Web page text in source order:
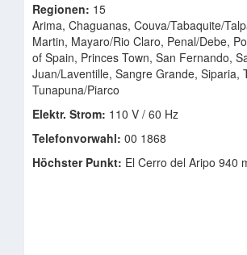
Regionen: 15
Arima, Chaguanas, Couva/Tabaquite/
Martin, Mayaro/Rio Claro, Penal/Debe,
of Spain, Princes Town, San Fernando,
Juan/Laventille, Sangre Grande, Siparia,
Tunapuna/Piarco
Elektr. Strom: 110 V / 60 Hz
Telefonvorwahl: 00 1868
Höchster Punkt: El Cerro del Aripo 940